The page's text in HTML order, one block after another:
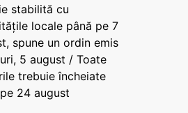
stabilită cu
locale până pe 7
spune un ordin emis
5 august / Toate
trebuie încheiate
24 august